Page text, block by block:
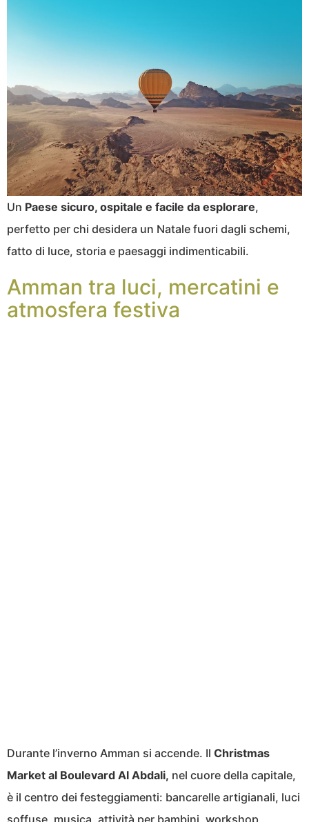
Un Paese sicuro, ospitale e facile da esplorare,
perfetto per chi desidera un Natale fuori dagli schemi,
fatto di luce, storia e paesaggi indimenticabili.
Amman tra luci, mercatini e
atmosfera festiva
Durante l’inverno Amman si accende. Il Christmas
Market al Boulevard Al Abdali, nel cuore della capitale,
è il centro dei festeggiamenti: bancarelle artigianali, luci